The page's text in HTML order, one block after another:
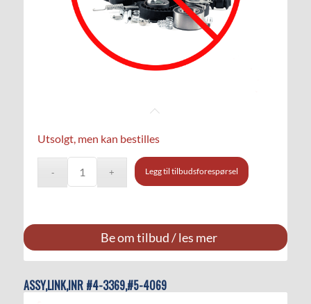
Utsolgt, men kan bestilles
Legg til tilbudsforespørsel
Be om tilbud / les mer
ASSY,LINK,INR #4-3369,#5-4069